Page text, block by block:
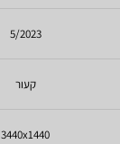
5/2023
קעור
3440x1440